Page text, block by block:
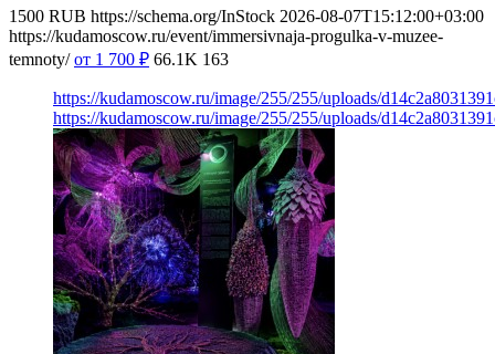
1500 RUB https://schema.org/InStock 2026-08-07T15:12:00+03:00
https://kudamoscow.ru/event/immersivnaja-progulka-v-muzee-
temnoty/ от 1 700 ₽ 66.1K 163
https://kudamoscow.ru/image/255/255/uploads/
https://kudamoscow.ru/image/255/255/uploads/